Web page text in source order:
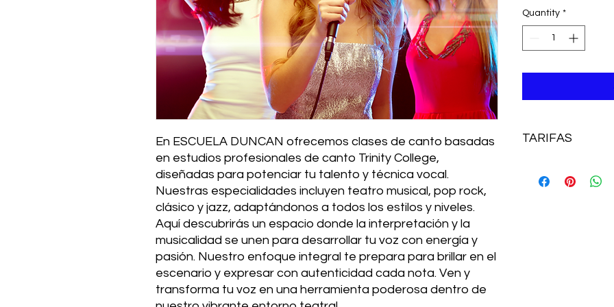
En ESCUELA DUNCAN ofrecemos clases de canto basadas
en estudios profesionales de canto Trinity College,
diseñadas para potenciar tu talento y técnica vocal.
Nuestras especialidades incluyen teatro musical, pop rock,
clásico y jazz, adaptándonos a todos los estilos y niveles.
Aquí descubrirás un espacio donde la interpretación y la
musicalidad se unen para desarrollar tu voz con energía y
pasión. Nuestro enfoque integral te prepara para brillar en el
escenario y expresar con autenticidad cada nota. Ven y
transforma tu voz en una herramienta poderosa dentro de
Quantity *
TARIFAS
350€/mes